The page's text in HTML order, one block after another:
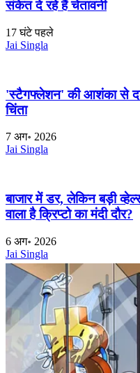
संकेत दे रहे हैं चेतावनी
17 घंटे पहले
Jai Singla
'स्टैगफ्लेशन' की आशंका से
चिंता
7 अग॰ 2026
Jai Singla
बाजार में डर, लेकिन बड़ी
वाला है क्रिप्टो का मंदी दौर?
6 अग॰ 2026
Jai Singla